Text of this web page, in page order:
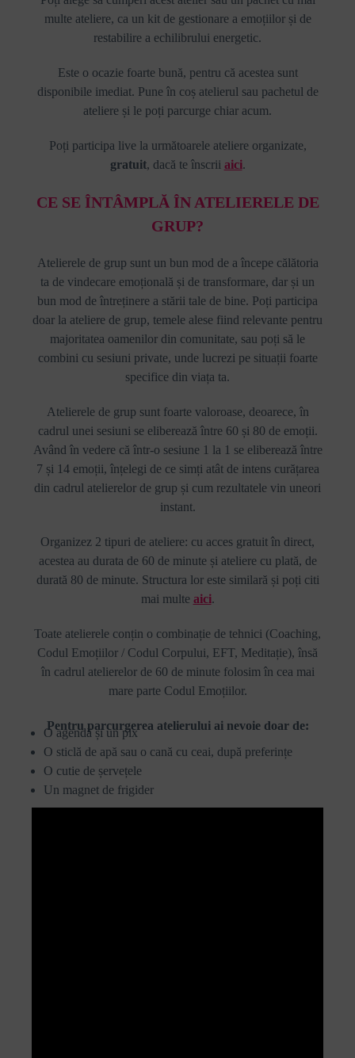
multe ateliere, ca un kit de gestionare a emoțiilor și de
restabilire a echilibrului energetic.
Este o ocazie foarte bună, pentru că acestea sunt
disponibile imediat. Pune în coș atelierul sau pachetul de
ateliere și le poți parcurge chiar acum.
Poți participa live la următoarele ateliere organizate,
gratuit, dacă te înscrii aici.
CE SE ÎNTÂMPLĂ ÎN ATELIERELE DE
GRUP?
Atelierele de grup sunt un bun mod de a începe călătoria
ta de vindecare emoțională și de transformare, dar și un
bun mod de întreținere a stării tale de bine. Poți participa
doar la ateliere de grup, temele alese fiind relevante pentru
majoritatea oamenilor din comunitate, sau poți să le
combini cu sesiuni private, unde lucrezi pe situații foarte
specifice din viața ta.
Atelierele de grup sunt foarte valoroase, deoarece, în
cadrul unei sesiuni se eliberează între 60 și 80 de emoții.
Având în vedere că într-o sesiune 1 la 1 se eliberează între
7 și 14 emoții, înțelegi de ce simți atât de intens curățarea
din cadrul atelierelor de grup și cum rezultatele vin uneori
instant.
Organizez 2 tipuri de ateliere: cu acces gratuit în direct,
acestea au durata de 60 de minute și ateliere cu plată, de
durată 80 de minute. Structura lor este similară și poți citi
mai multe aici.
Toate atelierele conțin o combinație de tehnici (Coaching,
Codul Emoțiilor / Codul Corpului, EFT, Meditație), însă
în cadrul atelierelor de 60 de minute folosim în cea mai
mare parte Codul Emoțiilor.
Pentru parcurgerea atelierului ai nevoie doar de:
O agendă și un pix
O sticlă de apă sau o cană cu ceai, după preferințe
O cutie de șervețele
Un magnet de frigider